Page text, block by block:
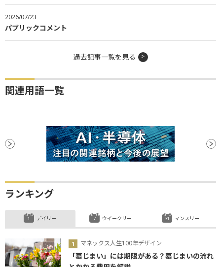
2026/07/23
パブリックコメント
過去記事一覧を見る
関連用語一覧
ランキング
デイリー
マネックス人生100年デザイン
「墓じまい」には期限がある？墓じまいの流れ
ウイークリー マンスリー